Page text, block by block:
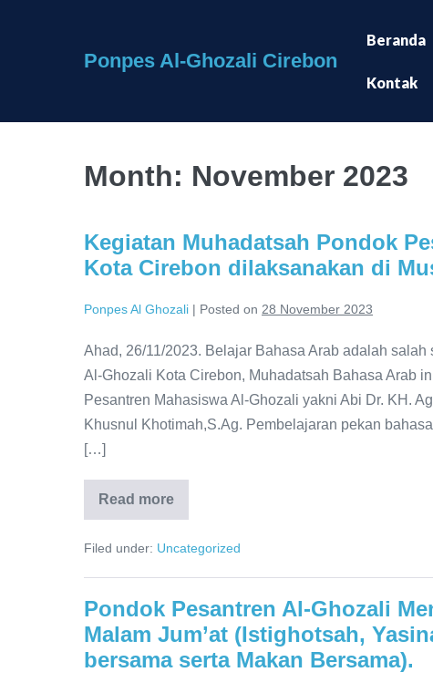
Ponpes Al-Ghozali Cirebon
Beranda
Kontak
Month: November 2023
Kegiatan Muhadatsah Pondok
Kota Cirebon dilaksanakan di
Ponpes Al Ghozali | Posted on 28 November 2023
Ahad, 26/11/2023. Belajar Bahasa Arab adalah
Al-Ghozali Kota Cirebon, Muhadatsah Bahasa Arab
Pesantren Mahasiswa Al-Ghozali yakni Abi Dr. KH.
Khusnul Khotimah,S.Ag. Pembelajaran pekan
[…]
Read more
Kegiatan
Muhadatsah
Pesantren
Al-
Kota
dilaksanakan
Mushola
Filed under: Uncategorized
Pondok Pesantren Al-Ghozali
Malam Jum’at (Istighotsah,
bersama serta Makan Bersama).